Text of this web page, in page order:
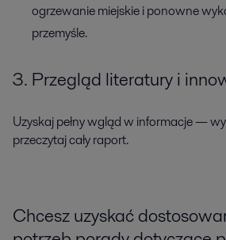
ogrzewanie miejskie i ponowne
przemyśle.
3. Przegląd literatury i
Uzyskaj pełny wgląd w informacje —
przeczytaj cały raport.
Chcesz uzyskać